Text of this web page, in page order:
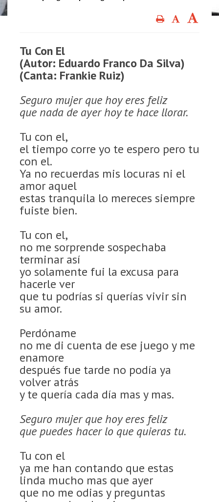
Tu Con El
(Autor: Eduardo Franco Da Silva)
(Canta: Frankie Ruiz)
Seguro mujer que hoy eres feliz
que nada de ayer hoy te hace llorar.
Tu con el,
el tiempo corre yo te espero pero tu
con el.
Ya no recuerdas mis locuras ni el
amor aquel
estas tranquila lo mereces siempre
fuiste bien.
Tu con el,
no me sorprende sospechaba
terminar así
yo solamente fui la excusa para
hacerle ver
que tu podrías si querías vivir sin
su amor.
Perdóname
no me di cuenta de ese juego y me
enamore
después fue tarde no podía ya
volver atrás
y te quería cada día mas y mas.
Seguro mujer que hoy eres feliz
que puedes hacer lo que quieras tu.
Tu con el
ya me han contando que estas
linda mucho mas que ayer
que no me odias y preguntas